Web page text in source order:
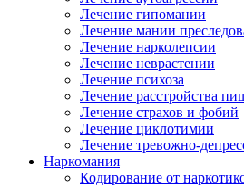
Лечение гипомании
Лечение мании
Лечение нарколепсии
Лечение неврастении
Лечение психоза
Лечение расстройства
Лечение страхов и фобий
Лечение циклотимии
Лечение тревожно-
Наркомания
Кодирование от